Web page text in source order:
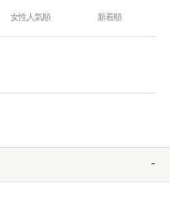
女性人気順 新着順